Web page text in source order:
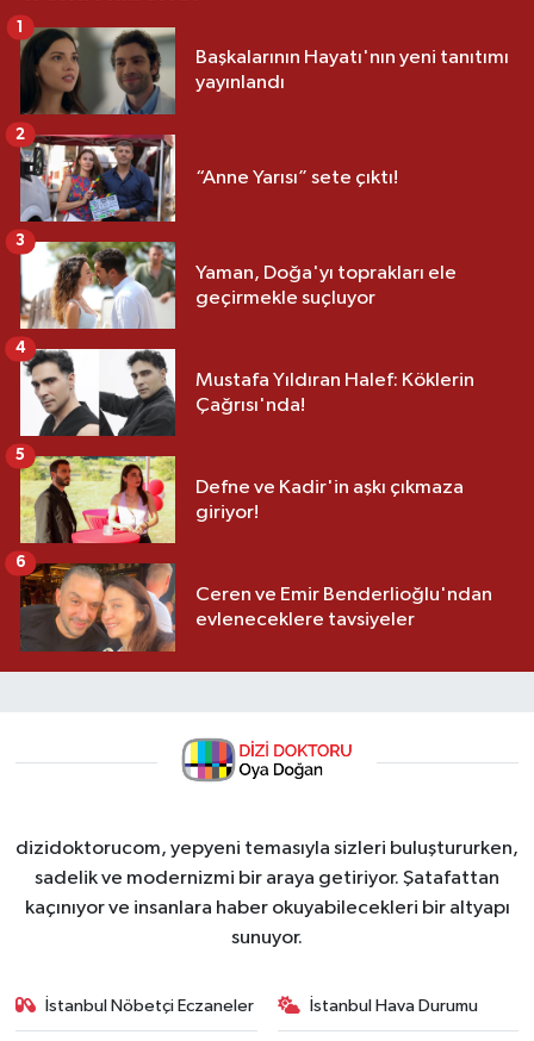
Başkalarının Hayatı'nın yeni tanıtımı
yayınlandı
1
“Anne Yarısı” sete çıktı!
2
Yaman, Doğa'yı toprakları ele
geçirmekle suçluyor
3
Mustafa Yıldıran Halef: Köklerin
Çağrısı'nda!
4
Defne ve Kadir'in aşkı çıkmaza
giriyor!
5
Ceren ve Emir Benderlioğlu'ndan
evleneceklere tavsiyeler
6
dizidoktorucom, yepyeni temasıyla sizleri buluştururken,
sadelik ve modernizmi bir araya getiriyor. Şatafattan
kaçınıyor ve insanlara haber okuyabilecekleri bir altyapı
sunuyor.
İstanbul Nöbetçi Eczaneler İstanbul Hava Durumu